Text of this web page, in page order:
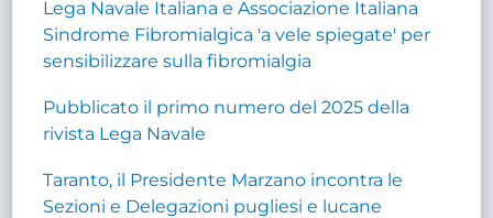
Lega Navale Italiana e Associazione Italiana
Sindrome Fibromialgica 'a vele spiegate' per
sensibilizzare sulla fibromialgia
Pubblicato il primo numero del 2025 della
rivista Lega Navale
Taranto, il Presidente Marzano incontra le
Sezioni e Delegazioni pugliesi e lucane